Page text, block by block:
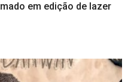
em edição de lazer